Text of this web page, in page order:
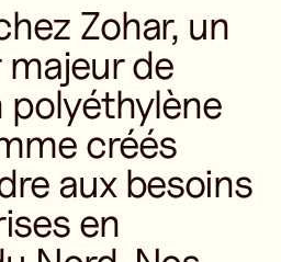
Zohar, un
de
créés
aux besoins
en